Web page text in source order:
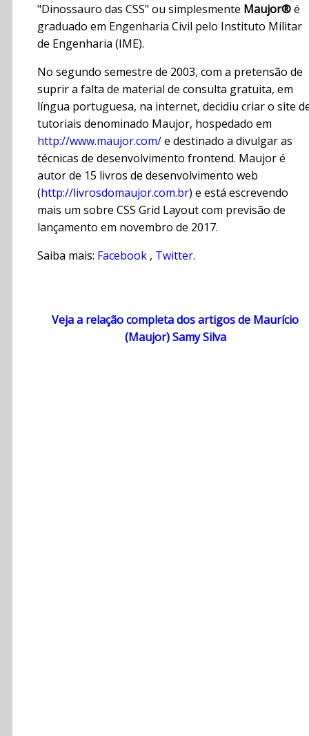
"Dinossauro das CSS" ou simplesmente Maujor®é
graduado em Engenharia Civil pelo Instituto Militar
de Engenharia (IME).
No segundo semestre de 2003, com a pretensão de
suprir a falta de material de consulta gratuita, em
língua portuguesa, na internet, decidiu criar o site
tutoriais denominado Maujor, hospedado em
http://www.maujor.com/e destinado a divulgar as
técnicas de desenvolvimento frontend. Maujor é
autor de 15 livros de desenvolvimento web
(http://livrosdomaujor.com.br) e está escrevendo
mais um sobre CSS Grid Layout com previsão de
lançamento em novembro de 2017.
Saiba mais: Facebook , Twitter.
Veja a relação completa dos artigos de Maurício
(Maujor) Samy Silva